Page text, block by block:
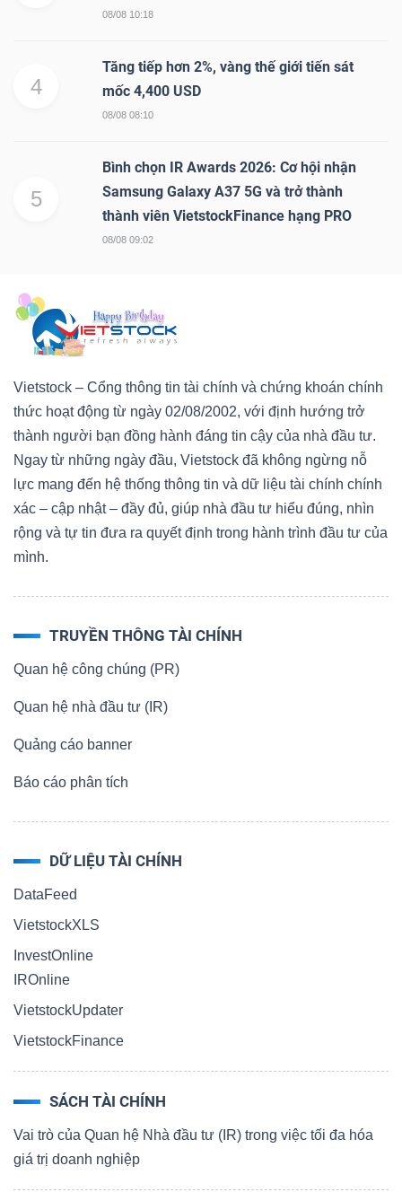
08/08 10:18
4
Tăng tiếp hơn 2%, vàng thế giới tiến sát
mốc 4,400 USD
08/08 08:10
5
Bình chọn IR Awards 2026: Cơ hội nhận
Samsung Galaxy A37 5G và trở thành
thành viên VietstockFinance hạng PRO
08/08 09:02
Vietstock – Cổng thông tin tài chính và chứng khoán chính
thức hoạt động từ ngày 02/08/2002, với định hướng trở
thành người bạn đồng hành đáng tin cậy của nhà đầu tư.
Ngay từ những ngày đầu, Vietstock đã không ngừng nỗ
lực mang đến hệ thống thông tin và dữ liệu tài chính chính
xác – cập nhật – đầy đủ, giúp nhà đầu tư hiểu đúng, nhìn
rộng và tự tin đưa ra quyết định trong hành trình đầu tư của
mình.
TRUYỀN THÔNG TÀI CHÍNH
Quan hệ công chúng (PR)
Quan hệ nhà đầu tư (IR)
Quảng cáo banner
Báo cáo phân tích
DỮ LIỆU TÀI CHÍNH
DataFeed
VietstockXLS
InvestOnline
IROnline
VietstockUpdater
VietstockFinance
SÁCH TÀI CHÍNH
Vai trò của Quan hệ Nhà đầu tư (IR) trong việc tối đa hóa
giá trị doanh nghiệp